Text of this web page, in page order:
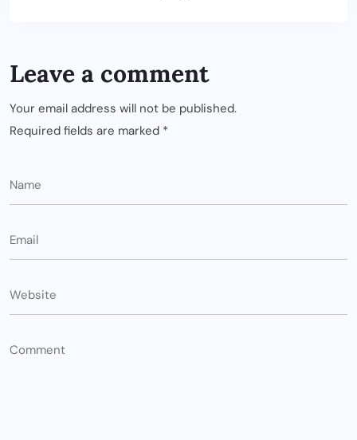
Leave a comment
Your email address will not be published.
Required fields are marked *